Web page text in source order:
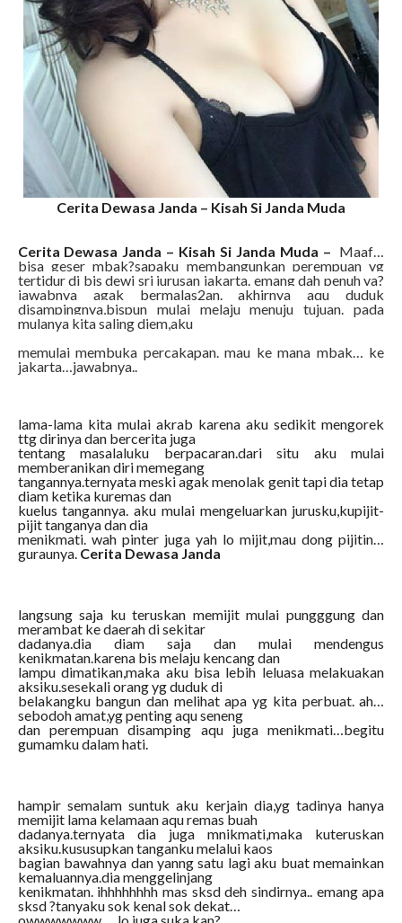
Cerita Dewasa Janda – Kisah Si Janda Muda
Cerita Dewasa Janda – Kisah Si Janda Muda – Maaf…
bisa geser mbak?sapaku membangunkan perempuan yg
tertidur di bis dewi sri jurusan jakarta. emang dah penuh ya?
jawabnya agak bermalas2an. akhirnya aqu duduk
disampingnya,bispun mulai melaju menuju tujuan. pada
mulanya kita saling diem,aku
memulai membuka percakapan. mau ke mana mbak… ke
jakarta…jawabnya..
lama-lama kita mulai akrab karena aku sedikit mengorek
ttg dirinya dan bercerita juga
tentang masalaluku berpacaran.dari situ aku mulai
memberanikan diri memegang
tangannya.ternyata meski agak menolak genit tapi dia tetap
diam ketika kuremas dan
kuelus tangannya. aku mulai mengeluarkan jurusku,kupijit-
pijit tanganya dan dia
menikmati. wah pinter juga yah lo mijit,mau dong pijitin…
guraunya. Cerita Dewasa Janda
langsung saja ku teruskan memijit mulai pungggung dan
merambat ke daerah di sekitar
dadanya.dia diam saja dan mulai mendengus
kenikmatan.karena bis melaju kencang dan
lampu dimatikan,maka aku bisa lebih leluasa melakuakan
aksiku.sesekali orang yg duduk di
belakangku bangun dan melihat apa yg kita perbuat. ah…
sebodoh amat,yg penting aqu seneng
dan perempuan disamping aqu juga menikmati…begitu
gumamku dalam hati.
hampir semalam suntuk aku kerjain dia,yg tadinya hanya
memijit lama kelamaan aqu remas buah
dadanya.ternyata dia juga mnikmati,maka kuteruskan
aksiku.kususupkan tanganku melalui kaos
bagian bawahnya dan yanng satu lagi aku buat memainkan
kemaluannya.dia menggelinjang
kenikmatan. ihhhhhhhh mas sksd deh sindirnya.. emang apa
sksd ?tanyaku sok kenal sok dekat…